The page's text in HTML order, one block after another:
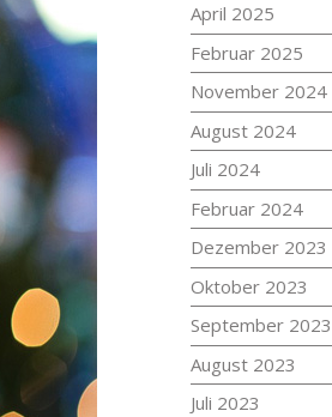
April 2025
Februar 2025
November 2024
August 2024
Juli 2024
Februar 2024
Dezember 2023
Oktober 2023
September 2023
August 2023
Juli 2023